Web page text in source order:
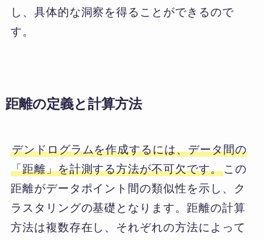
し、具体的な洞察を得ることができるので
す。
距離の定義と計算方法
デンドログラムを作成するには、データ間の
「距離」を計測する方法が不可欠です。この
距離がデータポイント間の類似性を示し、ク
ラスタリングの基礎となります。距離の計算
方法は複数存在し、それぞれの方法によって